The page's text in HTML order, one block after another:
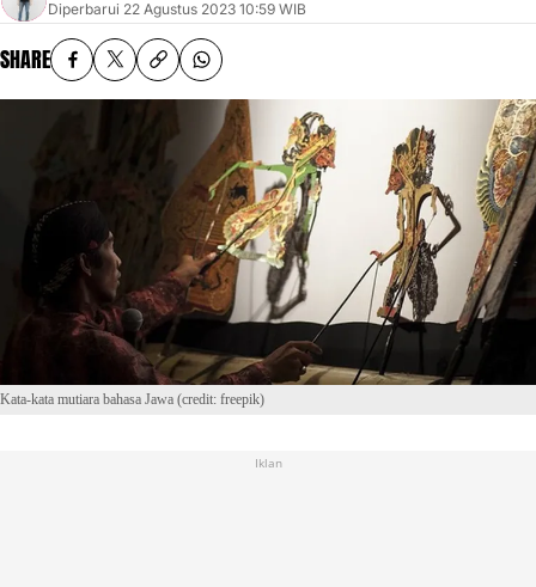
Diperbarui 22 Agustus 2023 10:59 WIB
SHARE
Kata-kata mutiara bahasa Jawa (credit: freepik)
Iklan